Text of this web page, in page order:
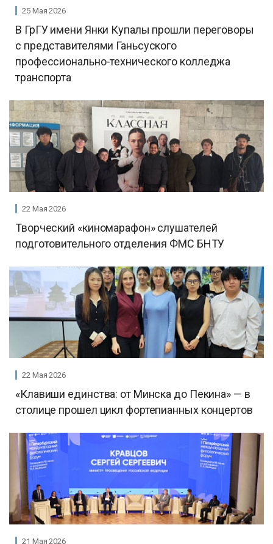
25 Мая 2026
В ГрГУ имени Янки Купалы прошли переговоры
с представителями Ганьсуского
профессионально-технического колледжа
транспорта
22 Мая 2026
Творческий «киномарафон» слушателей
подготовительного отделения ФМС БНТУ
22 Мая 2026
«Клавиши единства: от Минска до Пекина» — в
столице прошел цикл фортепианных концертов
21 Мая 2026